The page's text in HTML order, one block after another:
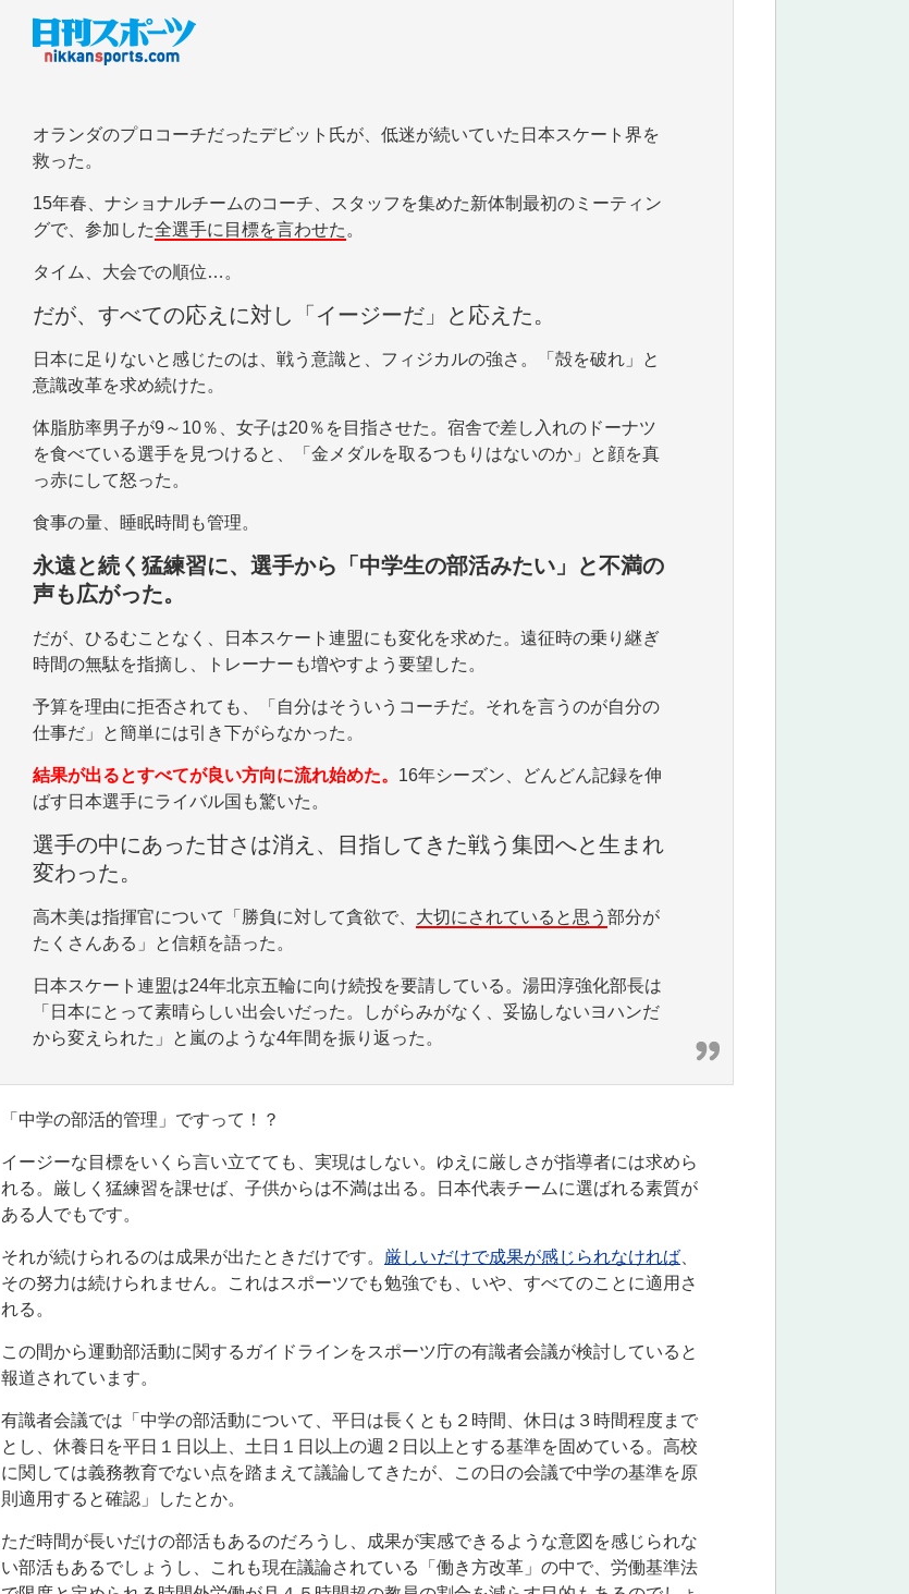
オランダのプロコーチだったデビット氏が、低迷が続いていた日本スケート界を
救った。
15年春、ナショナルチームのコーチ、スタッフを集めた新体制最初のミーティン
グで、参加した全選手に目標を言わせた 。
タイム、大会での順位…。
だが、すべての応えに対し「イージーだ」と応えた。
日本に足りないと感じたのは、戦う意識と、フィジカルの強さ。「殻を破れ」と
意識改革を求め続けた。
体脂肪率男子が9～10％、女子は20％を目指させた。宿舎で差し入れのドーナツ
を食べている選手を見つけると、「金メダルを取るつもりはないのか」と顔を真
っ赤にして怒った。
食事の量、睡眠時間も管理。
永遠と続く猛練習に、選手から「中学生の部活みたい」と不満の
声も広がった。
だが、ひるむことなく、日本スケート連盟にも変化を求めた。遠征時の乗り継ぎ
時間の無駄を指摘し、トレーナーも増やすよう要望した。
予算を理由に拒否されても、「自分はそういうコーチだ。それを言うのが自分の
仕事だ」と簡単には引き下がらなかった。
結果が出るとすべてが良い方向に流れ始めた。 16年シーズン、どんどん記録を伸
ばす日本選手にライバル国も驚いた。
選手の中にあった甘さは消え、目指してきた戦う集団へと生まれ
変わった。
高木美は指揮官について「勝負に対して貪欲で、 大切にされていると思う 部分が
たくさんある」と信頼を語った。
日本スケート連盟は24年北京五輪に向け続投を要請している。湯田淳強化部長は
「日本にとって素晴らしい出会いだった。しがらみがなく、妥協しないヨハンだ
から変えられた」と嵐のような4年間を振り返った。
「中学の部活的管理」ですって！？
イージーな目標をいくら言い立てても、実現はしない。ゆえに厳しさが指導者には求めら
れる。厳しく猛練習を課せば、子供からは不満は出る。日本代表チームに選ばれる素質が
ある人でもです。
それが続けられるのは成果が出たときだけです。 厳しいだけで成果が感じられなければ
その努力は続けられません。これはスポーツでも勉強でも、いや、すべてのことに適用さ
れる。
この間から運動部活動に関するガイドラインをスポーツ庁の有識者会議が検討していると
報道されています。
有識者会議では「中学の部活動について、平日は長くとも２時間、休日は３時間程度まで
とし、休養日を平日１日以上、土日１日以上の週２日以上とする基準を固めている。高校
に関しては義務教育でない点を踏まえて議論してきたが、この日の会議で中学の基準を原
則適用すると確認」したとか。
ただ時間が長いだけの部活もあるのだろうし、成果が実感できるような意図を感じられな
い部活もあるでしょうし、これも現在議論されている「働き方改革」の中で、労働基準法